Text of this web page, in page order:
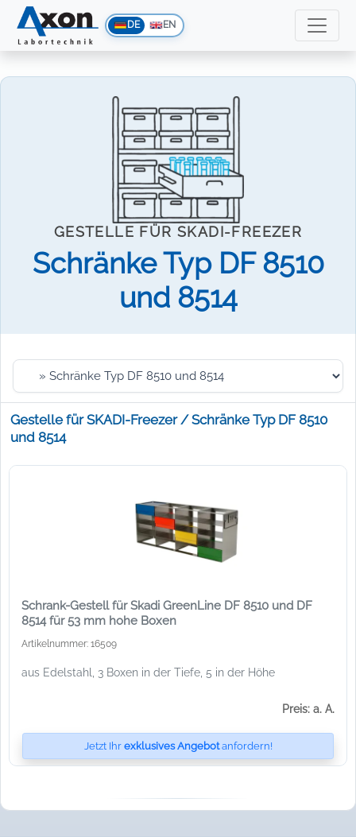
DE EN
GESTELLE FÜR SKADI-FREEZER
Schränke Typ DF 8510
und 8514
Gestelle für SKADI-Freezer / Schränke Typ DF 8510
und 8514
Schrank-Gestell für Skadi GreenLine DF 8510 und DF
8514 für 53 mm hohe Boxen
Artikelnummer: 16509
aus Edelstahl, 3 Boxen in der Tiefe, 5 in der Höhe
Preis: a. A.
Jetzt Ihr exklusives Angebotanfordern!